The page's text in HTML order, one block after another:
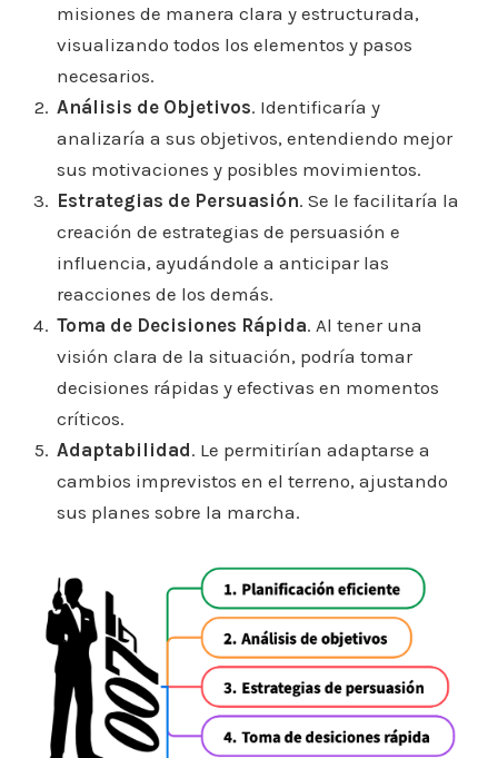
misiones de manera clara y estructurada,
visualizando todos los elementos y pasos
necesarios.
Análisis de Objetivos. Identificaría y
analizaría a sus objetivos, entendiendo mejor
sus motivaciones y posibles movimientos.
Estrategias de Persuasión. Se le facilitaría la
creación de estrategias de persuasión e
influencia, ayudándole a anticipar las
reacciones de los demás.
Toma de Decisiones Rápida. Al tener una
visión clara de la situación, podría tomar
decisiones rápidas y efectivas en momentos
críticos.
Adaptabilidad. Le permitirían adaptarse a
cambios imprevistos en el terreno, ajustando
sus planes sobre la marcha.